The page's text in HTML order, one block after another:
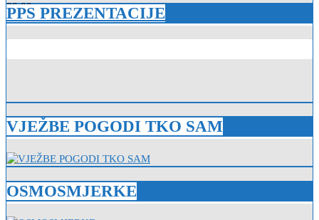
00:00
PPS PREZENTACIJE
VJEŽBE POGODI TKO SAM
OSMOSMJERKE